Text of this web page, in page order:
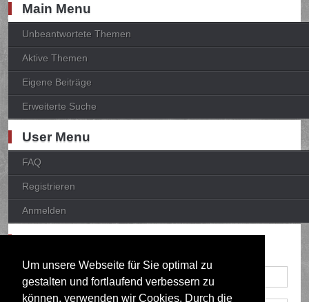
Um unsere Webseite für Sie optimal zu
gestalten und fortlaufend verbessern zu
können, verwenden wir Cookies. Durch die
Main Menu
Unbeantwortete Themen
Aktive Themen
Eigene Beiträge
Erweiterte Suche
User Menu
FAQ
Registrieren
Anmelden